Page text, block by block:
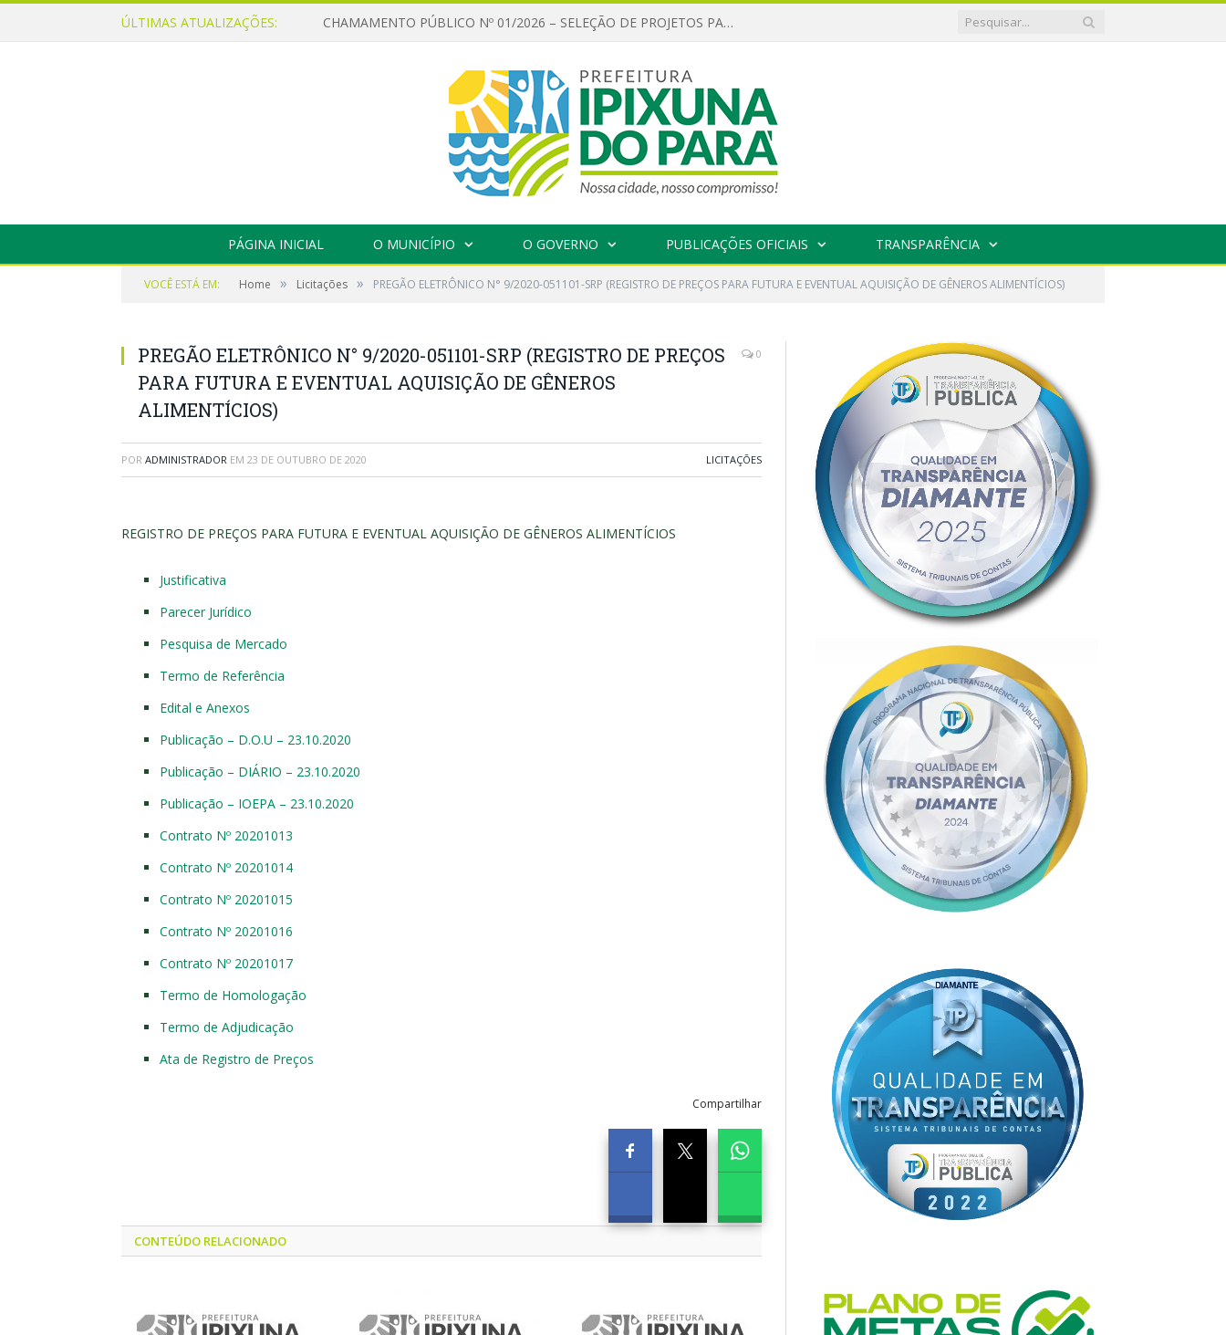
ÚLTIMAS ATUALIZAÇÕES: CHAMAMENTO PÚBLICO Nº 01/2026 – SELEÇÃO DE PROJETOS PARA FIRMAR TERMO DE EXECUÇÃO CULTURAL COM RECURSOS DA POLÍTICA NACIONAL ALDIR BLANC DE FOMENTO À CULTURA – PNAB (LEI Nº 14.399/2022)
PÁGINA INICIAL O MUNICÍPIO O GOVERNO PUBLICAÇÕES OFICIAIS TRANSPARÊNCIA
VOCÊ ESTÁ EM: Home » Licitações » PREGÃO ELETRÔNICO N° 9/2020-051101-SRP (REGISTRO DE PREÇOS PARA FUTURA E EVENTUAL AQUISIÇÃO DE GÊNEROS ALIMENTÍCIOS)
PREGÃO ELETRÔNICO N° 9/2020-051101-SRP (REGISTRO DE PREÇOS
PARA FUTURA E EVENTUAL AQUISIÇÃO DE GÊNEROS
ALIMENTÍCIOS)
0
POR ADMINISTRADOR EM 23 DE OUTUBRO DE 2020 LICITAÇÕES
REGISTRO DE PREÇOS PARA FUTURA E EVENTUAL AQUISIÇÃO DE GÊNEROS ALIMENTÍCIOS
Justificativa
Parecer Jurídico
Pesquisa de Mercado
Termo de Referência
Edital e Anexos
Publicação – D.O.U – 23.10.2020
Publicação – DIÁRIO – 23.10.2020
Publicação – IOEPA – 23.10.2020
Contrato Nº 20201013
Contrato Nº 20201014
Contrato Nº 20201015
Contrato Nº 20201016
Contrato Nº 20201017
Termo de Homologação
Termo de Adjudicação
Ata de Registro de Preços
Compartilhar
CONTEÚDO RELACIONADO